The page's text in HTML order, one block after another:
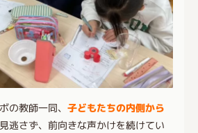
の教師一同、子どもたちの内側から
逃さず、前向きな声かけを続けてい